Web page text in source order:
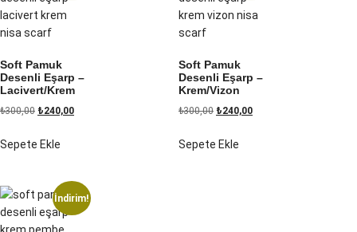
Soft Pamuk
Desenli Eşarp –
Lacivert/Krem
₺300,00 ₺240,00
Sepete Ekle
Soft Pamuk
Desenli Eşarp –
Krem/Vizon
₺300,00 ₺240,00
Sepete Ekle
İndirim!